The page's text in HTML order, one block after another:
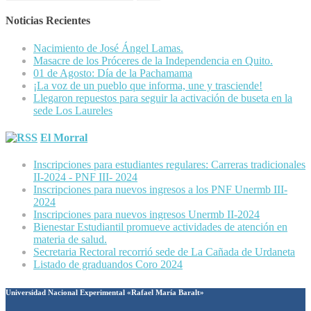
Noticias Recientes
Nacimiento de José Ángel Lamas.
Masacre de los Próceres de la Independencia en Quito.
01 de Agosto: Día de la Pachamama
¡La voz de un pueblo que informa, une y trasciende!
Llegaron repuestos para seguir la activación de buseta en la
sede Los Laureles
El Morral
Inscripciones para estudiantes regulares: Carreras tradicionales
II-2024 - PNF III- 2024
Inscripciones para nuevos ingresos a los PNF Unermb III-
2024
Inscripciones para nuevos ingresos Unermb II-2024
Bienestar Estudiantil promueve actividades de atención en
materia de salud.
Secretaria Rectoral recorrió sede de La Cañada de Urdaneta
Listado de graduandos Coro 2024
Universidad Nacional Experimental «Rafael María Baralt»